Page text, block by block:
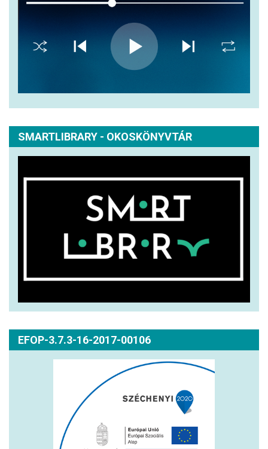
SMARTLIBRARY - OKOSKÖNYVTÁR
EFOP-3.7.3-16-2017-00106